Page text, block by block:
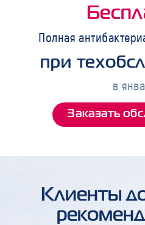
Полная
при
в
Заказать
Клиенты